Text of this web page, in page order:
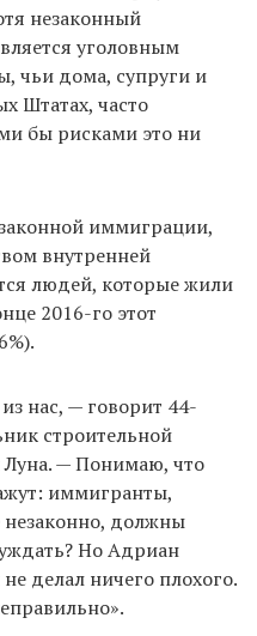
незаконный
уголовным
чьи дома, супруги и
Штатах, часто
бы рисками это ни
иммиграции,
внутренней
людей, которые жили
2016-го этот
нас, — говорит 44-
строительной
Луна. — Понимаю, что
иммигранты,
незаконно, должны
Но Адриан
делал ничего плохого.